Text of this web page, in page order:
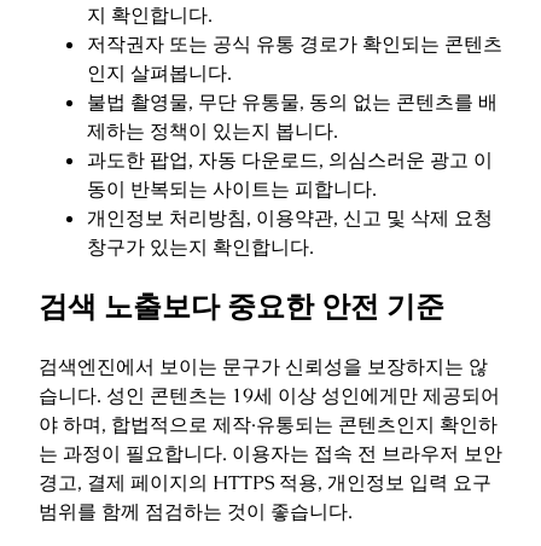
지 확인합니다.
저작권자 또는 공식 유통 경로가 확인되는 콘텐츠
인지 살펴봅니다.
불법 촬영물, 무단 유통물, 동의 없는 콘텐츠를 배
제하는 정책이 있는지 봅니다.
과도한 팝업, 자동 다운로드, 의심스러운 광고 이
동이 반복되는 사이트는 피합니다.
개인정보 처리방침, 이용약관, 신고 및 삭제 요청
창구가 있는지 확인합니다.
검색 노출보다 중요한 안전 기준
검색엔진에서 보이는 문구가 신뢰성을 보장하지는 않
습니다. 성인 콘텐츠는 19세 이상 성인에게만 제공되어
야 하며, 합법적으로 제작·유통되는 콘텐츠인지 확인하
는 과정이 필요합니다. 이용자는 접속 전 브라우저 보안
경고, 결제 페이지의 HTTPS 적용, 개인정보 입력 요구
범위를 함께 점검하는 것이 좋습니다.